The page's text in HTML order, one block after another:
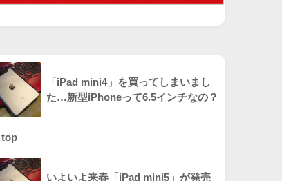
「iPad mini4」を買ってしまいまし
た…新型iPhoneって6.5インチなの？
top
いよいよ来春「iPad mini5」が発売